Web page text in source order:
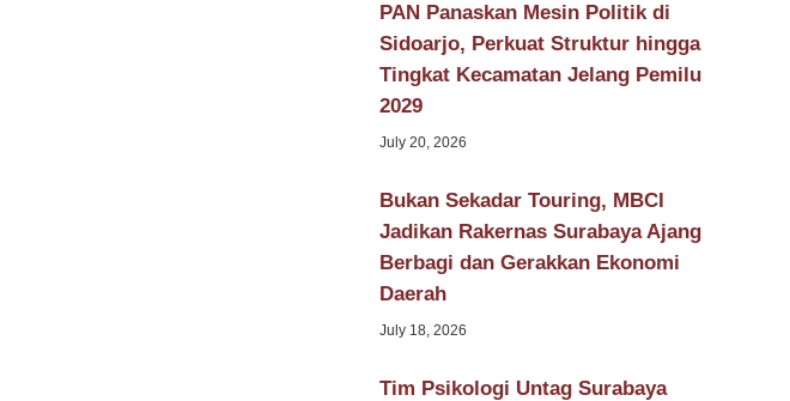
PAN Panaskan Mesin Politik di
Sidoarjo, Perkuat Struktur hingga
Tingkat Kecamatan Jelang Pemilu
2029
July 20, 2026
Bukan Sekadar Touring, MBCI
Jadikan Rakernas Surabaya Ajang
Berbagi dan Gerakkan Ekonomi
Daerah
July 18, 2026
Tim Psikologi Untag Surabaya